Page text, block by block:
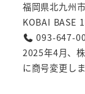
福岡県北九州
KOBAI BASE
093-647-
2025年4月、
に商号変更しま